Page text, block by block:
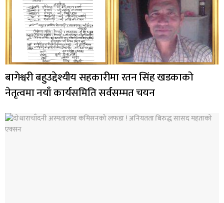
बागेश्वरी बहुउद्देश्यीय सहकारीमा रतन सिंह खडकाको
नेतृत्वमा नयाँ कार्यसमिति सर्वसम्मत चयन